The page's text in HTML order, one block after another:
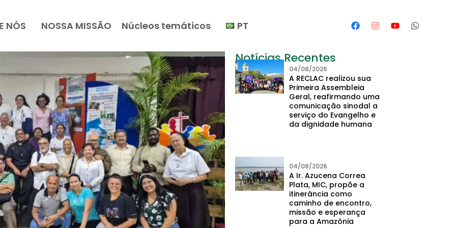
NÓS NOSSA MISSÃO Núcleos temáticos PT
Notícias Recentes
04/08/2026
A RECLAC realizou sua
Primeira Assembleia
Geral, reafirmando uma
comunicação sinodal a
serviço do Evangelho e
da dignidade humana
04/08/2026
A Ir. Azucena Correa
Plata, MIC, propõe a
itinerância como
caminho de encontro,
missão e esperança
para a Amazônia